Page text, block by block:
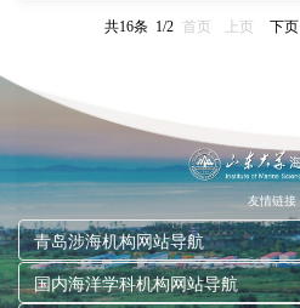
共16条 1/2 首页 上页 下页
友情链接
青岛涉海机构网站导航
国内海洋学科机构网站导航